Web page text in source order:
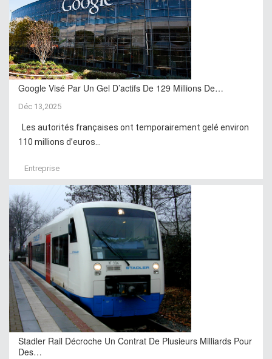
Google Visé Par Un Gel D’actifs De 129 Millions De…
Déc 13,2025
Les autorités françaises ont temporairement gelé environ
110 millions d’euros...
Entreprise
Stadler Rail Décroche Un Contrat De Plusieurs Milliards Pour
Des…